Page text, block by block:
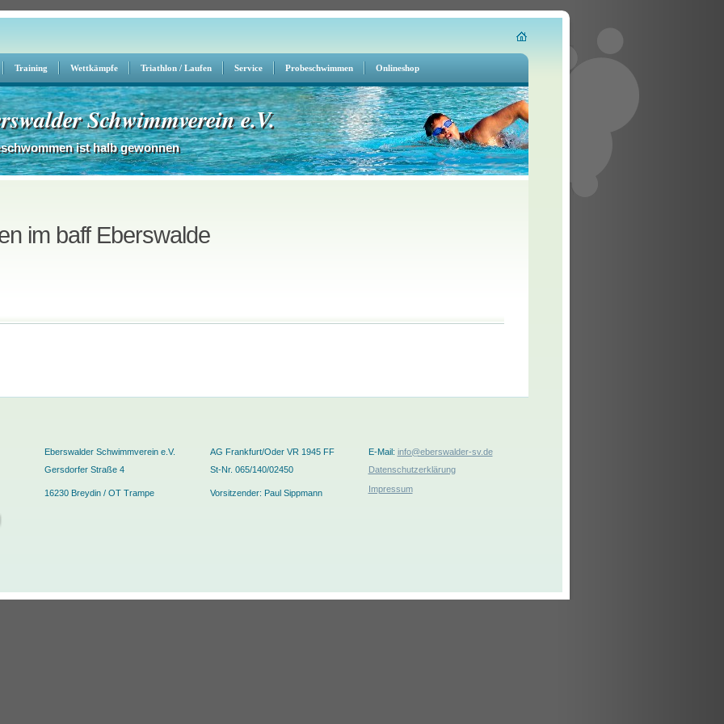
Training Wettkämpfe Triathlon / Laufen Service Probeschwimmen Onlineshop
Schwimmverein e.V.
ist halb gewonnen
im baff Eberswalde
Eberswalder Schwimmverein e.V. AG Frankfurt/Oder VR 1945 FF E-Mail: info@eberswalder-sv.de
Gersdorfer Straße 4
St-Nr. 065/140/02450 Datenschutzerklärung
16230 Breydin / OT Trampe Vorsitzender: Paul Sippmann Impressum